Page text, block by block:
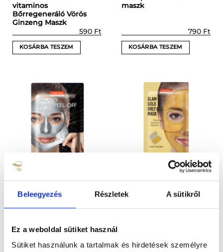
Beleegyezés Részletek A sütikről
Ez a weboldal sütiket használ
Sütiket használunk a tartalmak és hirdetések személyre
vitaminos
Bőrregeneráló Vörös
Ginzeng Maszk
590 Ft
KOSÁRBA TESZEM
maszk
790 Ft
KOSÁRBA TESZEM
Galaxy Ezüst Glitteres
690Ft
KOSÁRBA TESZEM
Glam Gold Csillogó
990Ft